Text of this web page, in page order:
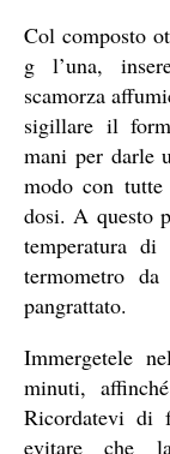
Col composto
g l’una,
scamorza
sigillare il
mani per darle
modo con
dosi. A questo
temperatura
termometro
pangrattato.
Immergetele
minuti,
Ricordatevi di
evitare che